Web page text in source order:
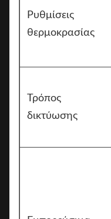
Ρυθμίσεις
θερμοκρασίας
Τρόπος
δικτύωσης